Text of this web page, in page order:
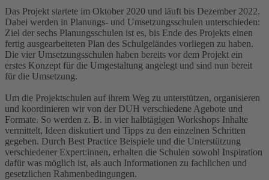
Das Projekt startete im Oktober 2020 und läuft bis Dezember 2022.
Dabei werden in Planungs- und Umsetzungsschulen unterschieden:
Ziel der sechs Planungsschulen ist es, bis Ende des Projekts einen
fertig ausgearbeiteten Plan des Schulgeländes vorliegen zu haben.
Die vier Umsetzungsschulen haben bereits vor dem Projekt ein
erstes Konzept für die Umgestaltung angelegt und sind nun bereit
für die Umsetzung.
Um die Projektschulen auf ihrem Weg zu unterstützen, organisieren
und koordinieren wir von der DUH verschiedene Agebote und
Formate. So werden z. B. in vier halbtägigen Workshops Inhalte
vermittelt, Ideen diskutiert und Tipps zu den einzelnen Schritten
gegeben. Durch Best Practice Beispiele und die Unterstützung
verschiedener Expert:innen, erhalten die Schulen sowohl Inspiration
dafür was möglich ist, als auch Informationen zu fachlichen und
gesetzlichen Rahmenbedingungen.